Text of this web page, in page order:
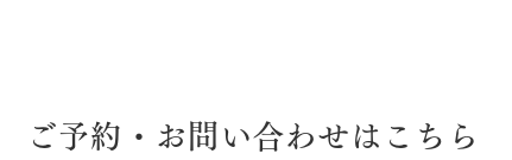
ご予約・お問い合わせはこちら